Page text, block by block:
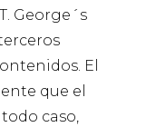
George´s
El
que el
caso,